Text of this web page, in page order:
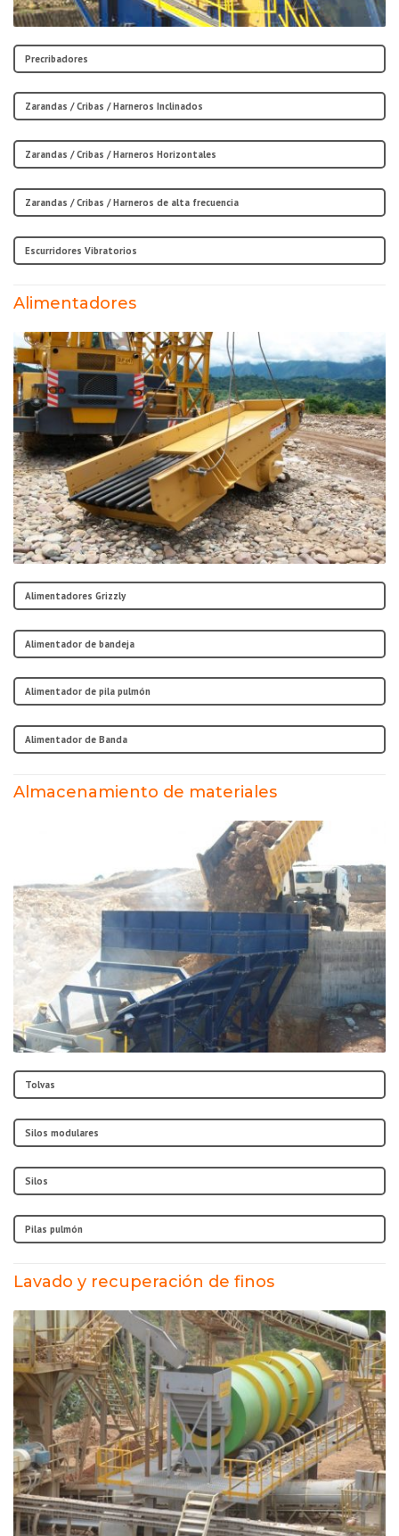
Precribadores
Zarandas / Cribas / Harneros Inclinados
Zarandas / Cribas / Harneros Horizontales
Zarandas / Cribas / Harneros de alta frecuencia
Escurridores Vibratorios
Alimentadores
Alimentadores Grizzly
Alimentador de bandeja
Alimentador de pila pulmón
Alimentador de Banda
Almacenamiento de materiales
Tolvas
Silos modulares
Silos
Pilas pulmón
Lavado y recuperación de finos